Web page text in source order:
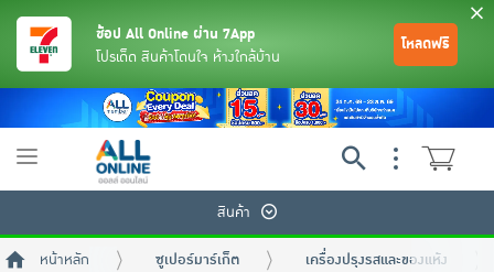
ช้อป All Online ผ่าน 7App
โปรเด็ด สินค้าโดนใจ ห้างใกล้บ้าน
โหลดฟรี
Toggle
สินค้า
หน้าหลัก ซูเปอร์มาร์เก็ต เครื่องปรุงรสและของแห้ง